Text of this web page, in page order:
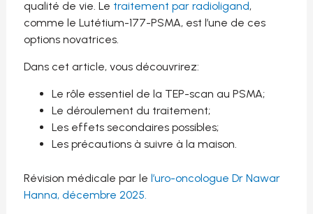
qualité de vie. Le traitement par radioligand,
comme le Lutétium-177-PSMA, est l’une de ces
options novatrices.
Dans cet article, vous découvrirez:
Le rôle essentiel de la TEP-scan au PSMA;
Le déroulement du traitement;
Les effets secondaires possibles;
Les précautions à suivre à la maison.
Révision médicale par le l’uro-oncologue Dr Nawar
Hanna, décembre 2025.